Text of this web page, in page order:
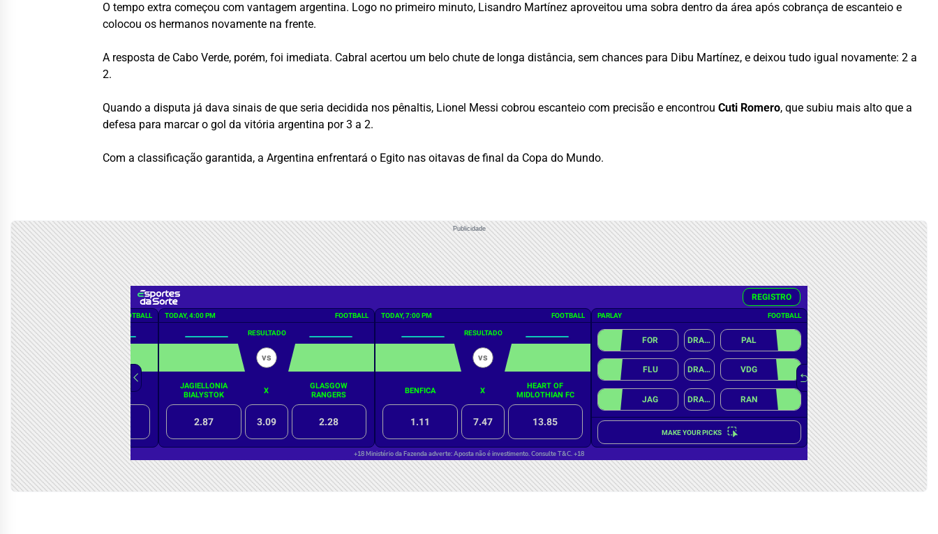
O tempo extra começou com vantagem argentina. Logo no primeiro minuto, Lisandro Martínez aproveitou uma sobra dentro da área após cobrança de escanteio e
colocou os hermanos novamente na frente.
A resposta de Cabo Verde, porém, foi imediata. Cabral acertou um belo chute de longa distância, sem chances para Dibu Martínez, e deixou tudo igual novamente: 2 a
2.
Quando a disputa já dava sinais de que seria decidida nos pênaltis, Lionel Messi cobrou escanteio com precisão e encontrouCuti Romero, que subiu mais alto que a
defesa para marcar o gol da vitória argentina por 3 a 2.
Com a classificação garantida, a Argentina enfrentará o Egito nas oitavas de final da Copa do Mundo.
Publicidade